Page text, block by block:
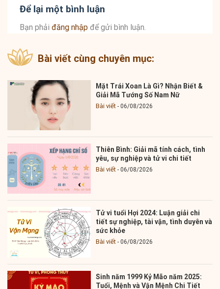
Để lại một bình luận
Bạn phải đăng nhập để gửi bình luận.
Bài viết cùng chuyên mục:
Mặt Trái Xoan Là Gì? Nhận Biết &
Giải Mã Tướng Số Nam Nữ
Bài viết 06/08/2026
Thiên Bình: Giải mã tính cách, tình
yêu, sự nghiệp và tử vi chi tiết
Bài viết 06/08/2026
Tử vi tuổi Hợi 2024: Luận giải chi
tiết sự nghiệp, tài vận, tình duyên và
sức khỏe
Bài viết 06/08/2026
Sinh năm 1999 Kỷ Mão năm 2025:
Tuổi, Mệnh và Vận Mệnh Chi Tiết